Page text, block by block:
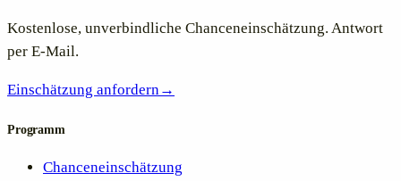
Kostenlose, unverbindliche Chanceneinschätzung. Antwort
per E-Mail.
Einschätzung anfordern→
Programm
Chanceneinschätzung